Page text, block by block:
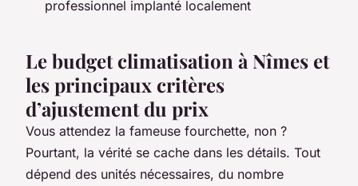
professionnel implanté localement
Le budget climatisation à Nîmes et
les principaux critères
d’ajustement du prix
Vous attendez la fameuse fourchette, non ?
Pourtant, la vérité se cache dans les détails. Tout
dépend des unités nécessaires, du nombre